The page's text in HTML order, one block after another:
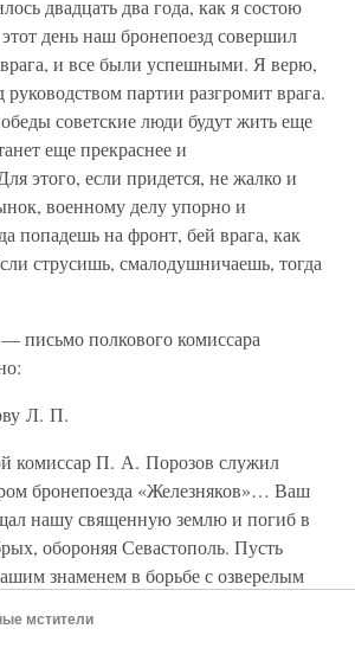
двадцать два года, как я состою
день наш бронепоезд совершил
и все были успешными. Я верю,
партии разгромит врага.
советские люди будут жить еще
еще прекраснее и
этого, если придется, не жалко и
военному делу упорно и
попадешь на фронт, бей врага, как
струсишь, смалодушничаешь, тогда
письмо полкового комиссара
Л. П.
комиссар П. А. Порозов служил
бронепоезда «Железняков»… Ваш
нашу священную землю и погиб в
обороняя Севастополь. Пусть
знаменем в борьбе с озверелым
фашистским варварам — вандалам
мстители